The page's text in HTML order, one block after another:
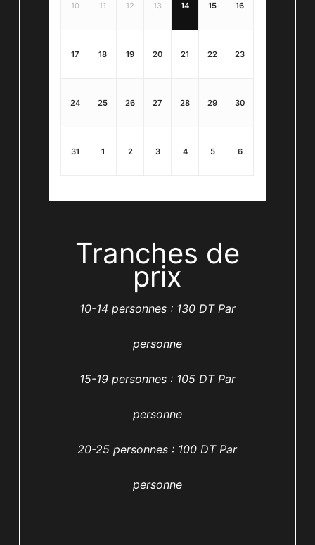
10 11 12 13 14 15 16
17 18 19 20 21 22 23
24 25 26 27 28 29 30
31 1 2 3 4 5 6
Tranches de
prix
10-14 personnes : 130 DT Par
personne
15-19 personnes : 105 DT Par
personne
20-25 personnes : 100 DT Par
personne